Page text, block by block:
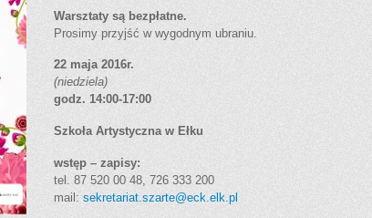
Warsztaty są bezpłatne.
Prosimy przyjść w wygodnym ubraniu.
22 maja 2016r.
(niedziela)
godz. 14:00-17:00
Szkoła Artystyczna w Ełku
wstęp – zapisy:
tel. 87 520 00 48, 726 333 200
mail: sekretariat.szarte@eck.elk.pl